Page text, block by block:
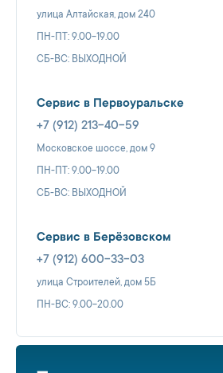
улица Алтайская, дом 240
ПН-ПТ: 9.00-19.00
СБ-ВС: ВЫХОДНОЙ
Сервис в Первоуральске
+7 (912) 213-40-59
Московское шоссе, дом 9
ПН-ПТ: 9.00-19.00
СБ-ВС: ВЫХОДНОЙ
Сервис в Берёзовском
+7 (912) 600-33-03
улица Строителей, дом 5Б
ПН-ВС: 9.00-20.00